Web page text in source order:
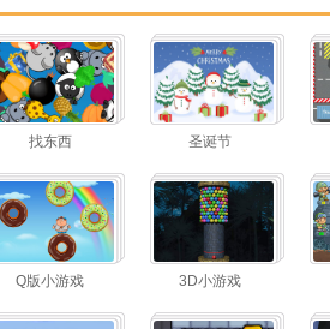
找东西 圣诞节
Q版小游戏 3D小游戏